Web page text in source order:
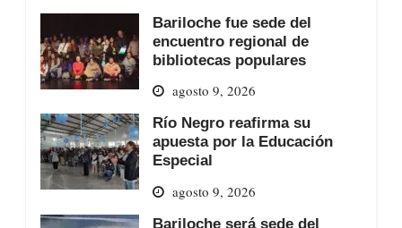
Bariloche fue sede del
encuentro regional de
bibliotecas populares
agosto 9, 2026
Río Negro reafirma su
apuesta por la Educación
Especial
agosto 9, 2026
Bariloche será sede del